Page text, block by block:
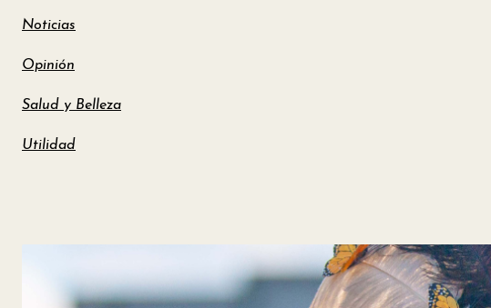
Finanzas
personales
Noticias
Opinión
Salud y Belleza
Utilidad